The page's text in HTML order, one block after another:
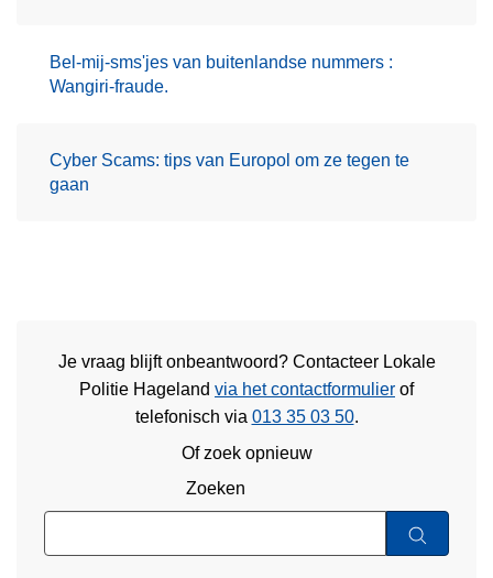
Bel-mij-sms'jes van buitenlandse nummers :
Wangiri-fraude.
Cyber Scams: tips van Europol om ze tegen te
gaan
Je vraag blijft onbeantwoord? Contacteer Lokale
Politie Hageland via het contactformulier of
telefonisch via 013 35 03 50.
Of zoek opnieuw
Zoeken